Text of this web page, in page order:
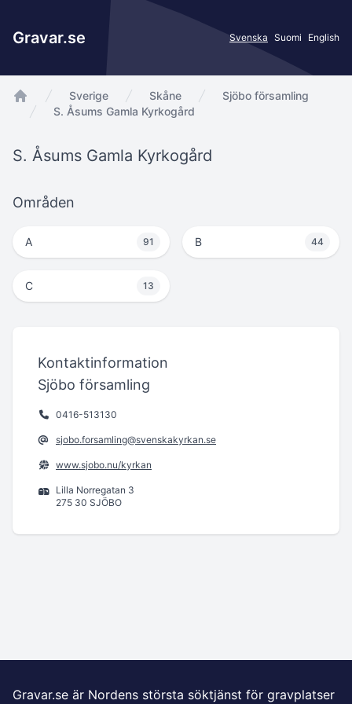
Gravar.se Svenska Suomi English
app.Start
Sverige Skåne
Sjöbo församling
S. Åsums Gamla Kyrkogård
S. Åsums Gamla Kyrkogård
Områden
A 91 B 44
C 13
Kontaktinformation
Sjöbo församling
0416-513130
sjobo.forsamling@svenskakyrkan.se
www.sjobo.nu/kyrkan
Lilla Norregatan 3
275 30 SJÖBO
Gravar.se är Nordens största söktjänst för gravplatser